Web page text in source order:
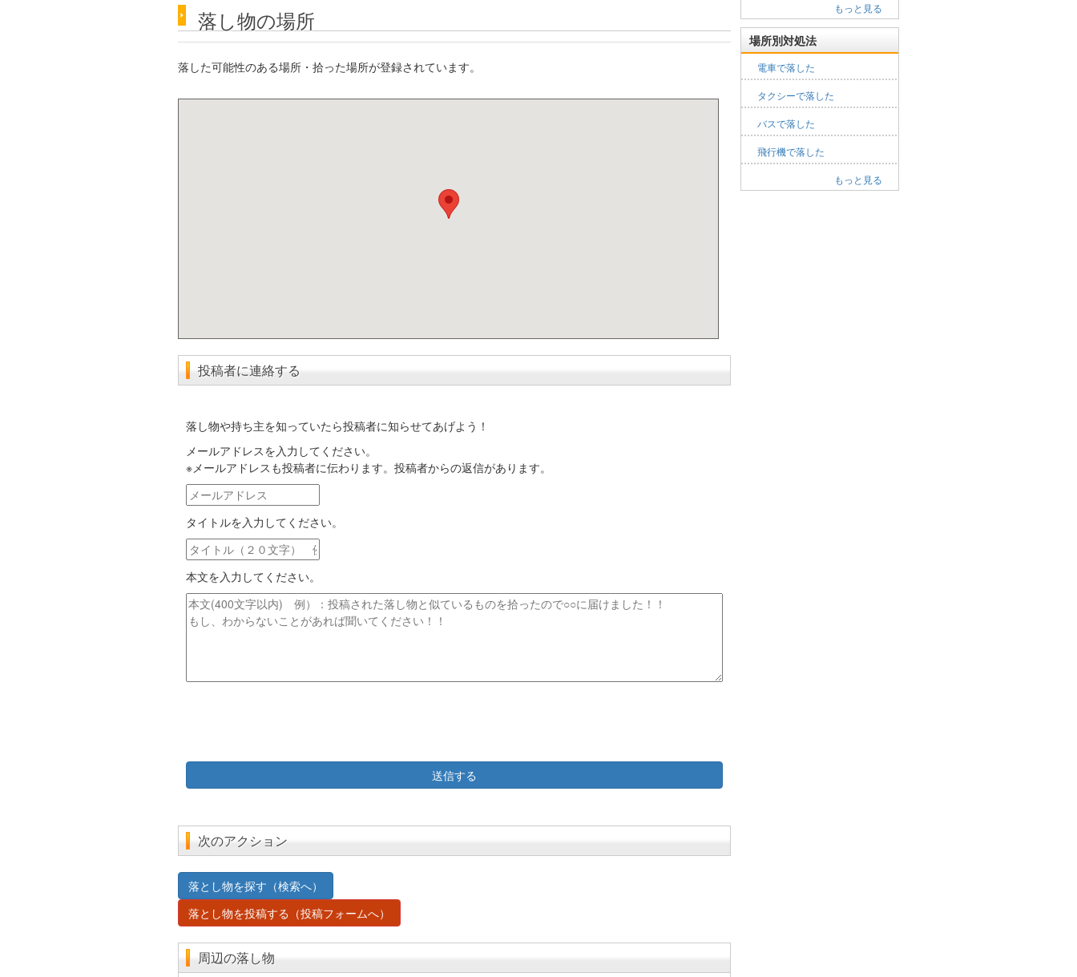
もっと見る
場所別対処法
電車で落した
タクシーで落した
バスで落した
飛行機で落した
もっと見る
落し物の場所
落した可能性のある場所・拾った場所が登録されています。
投稿者に連絡する
落し物や持ち主を知っていたら投稿者に知らせてあげよう！
メールアドレスを入力してください。
※メールアドレスも投稿者に伝わります。投稿者からの返信があります。
メ
ー
ル
ア
ド
レ
ス
タイトルを入力してください。
タ
イ
ト
ル
本文を入力してください。
本
文
次のアクション
落とし物を探す（検索へ）
落とし物を投稿する（投稿フォームへ）
周辺の落し物